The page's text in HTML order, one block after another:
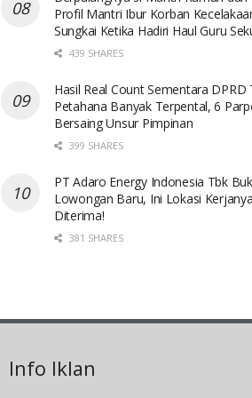
Profil Mantri Ibur Korban
Sungkai Ketika Hadiri Haul Guru
439 SHARES
Hasil Real Count Sementara DPRD
Petahana Banyak Terpental, 6
Bersaing Unsur Pimpinan
399 SHARES
PT Adaro Energy Indonesia Tbk
Lowongan Baru, Ini Lokasi
Diterima!
381 SHARES
Info Iklan